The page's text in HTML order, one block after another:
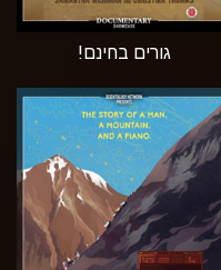
גורים בחינם!